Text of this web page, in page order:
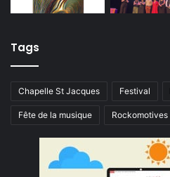
Tags
Chapelle St Jacques Festival
Fête de la musique Rockomotives